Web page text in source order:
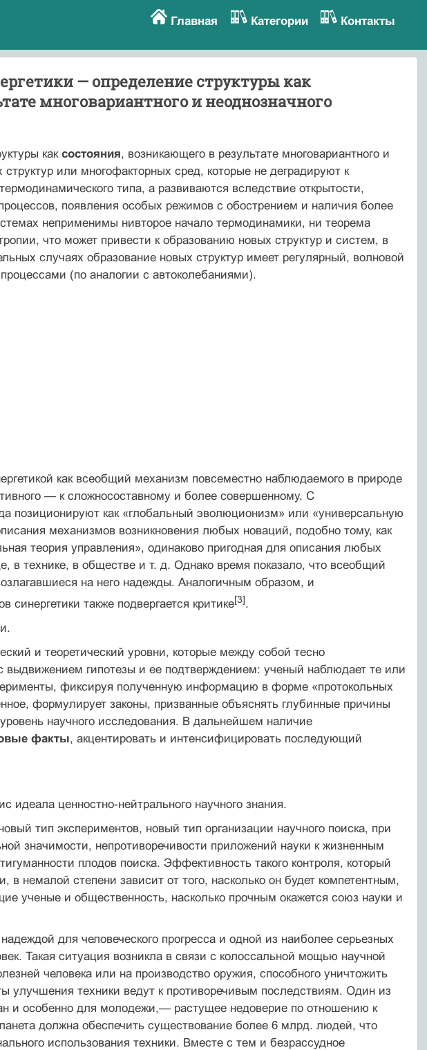
Главная Категории Контакты
— определение структуры как
многовариантного и неоднозначного
как состояния, возникающего в результате многовариантного и
или многофакторных сред, которые не деградируют к
типа, а развиваются вследствие открытости,
появления особых режимов с обострением и наличия более
неприменимы нивторое начало термодинамики, ни теорема
что может привести к образованию новых структур и систем, в
случаях образование новых структур имеет регулярный, волновой
(по аналогии с автоколебаниями).
как всеобщий механизм повсеместно наблюдаемого в природе
— к сложносоставному и более совершенному. С
позиционируют как «глобальный эволюционизм» или «универсальную
механизмов возникновения любых новаций, подобно тому, как
теория управления», одинаково пригодная для описания любых
в технике, в обществе и т. д. Однако время показало, что всеобщий
на него надежды. Аналогичным образом, и
также подвергается критике[3].
и теоретический уровни, которые между собой тесно
выдвижением гипотезы и ее подтверждением: ученый наблюдает те или
фиксируя полученную информацию в форме «протокольных
формулирует законы, призванные объяснять глубинные причины
научного исследования. В дальнейшем наличие
факты, акцентировать и интенсифицировать последующий
идеала ценностно-нейтрального научного знания.
тип экспериментов, новый тип организации научного поиска, при
значимости, непротиворечивости приложений науки к жизненным
плодов поиска. Эффективность такого контроля, который
в немалой степени зависит от того, насколько он будет компетентным,
ученые и общественность, насколько прочным окажется союз науки и
для человеческого прогресса и одной из наиболее серьезных
Такая ситуация возникла в связи с колоссальной мощью научной
человека или на производство оружия, способного уничтожить
улучшения техники ведут к противоречивым последствиям. Один из
и особенно для молодежи,— растущее недоверие по отношению к
должна обеспечить существование более 6 млрд. людей, что
использования техники. Вместе с тем и безрассудное